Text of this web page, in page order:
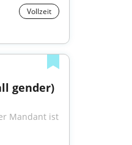
Vollzeit
gender)
Mandant ist